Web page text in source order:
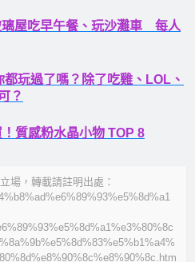
屋吃早午餐、玩沙灘車 每人
玩過了嗎？除了吃雞、LOL、
？
質感粉水晶小物 TOP 8
場，轉載請註明出處：